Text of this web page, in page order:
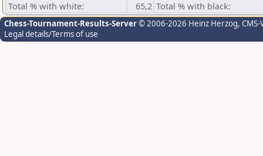
Total % with white:
65,2 Total % with black:
Chess-Tournament-Results-Server© 2006-2026 Heinz Herzog,
Legal details/Terms of use